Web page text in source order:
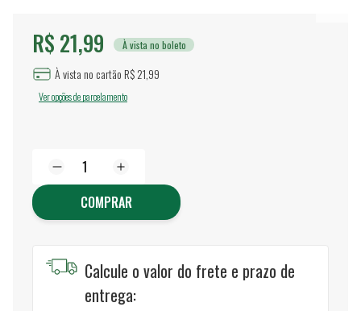
R$ 21,99 À vista no boleto
À vista no cartão R$ 21,99
Ver opções de parcelamento
COMPRAR
Calcule o valor do frete e prazo de
entrega: